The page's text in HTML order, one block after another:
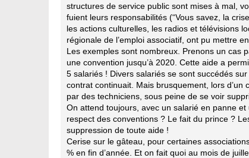
structures de service public sont mises à mal,
fuient leurs responsabilités (“Vous savez, la
les actions culturelles, les radios et télévisions
régionale de l’emploi associatif, ont pu mettre
Les exemples sont nombreux. Prenons un cas
une convention jusqu’à 2020. Cette aide a
5 salariés ! Divers salariés se sont succédés
contrat continuait. Mais brusquement, lors
par des techniciens, sous peine de se voir
On attend toujours, avec un salarié en panne
respect des conventions ? Le fait du prince ?
suppression de toute aide !
Cerise sur le gâteau, pour certaines
% en fin d’année. Et on fait quoi au mois de